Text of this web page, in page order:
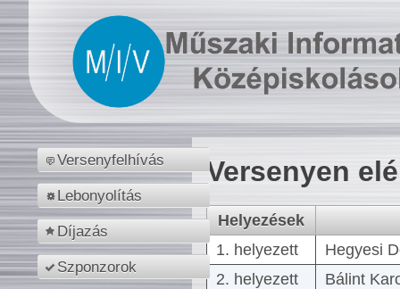
Versenyfelhívás
Lebonyolítás
Díjazás
Szponzorok
Versenyen
Helyezések
1. helyezett
Hegyesi
2. helyezett
Bálint